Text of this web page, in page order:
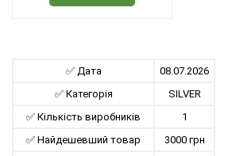
✅ Дата
08.07.2026
✅ Категорія
SILVER
✅ Кількість виробників
1
✅ Найдешевший товар
3000 грн